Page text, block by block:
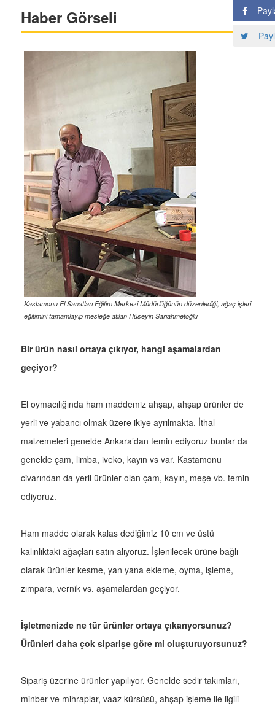
Haber Görseli
Kastamonu El Sanatları Eğitim Merkezi Müdürlüğünün düzenlediği, ağaç işleri
eğitimini tamamlayıp mesleğe atılan Hüseyin Sarıahmetoğlu
Bir ürün nasıl ortaya çıkıyor, hangi aşamalardan
geçiyor?
El oymacılığında ham maddemiz ahşap, ahşap ürünler de
yerli ve yabancı olmak üzere ikiye ayrılmakta. İthal
malzemeleri genelde Ankara’dan temin ediyoruz bunlar da
genelde çam, limba, iveko, kayın vs var. Kastamonu
civarından da yerli ürünler olan çam, kayın, meşe vb. temin
ediyoruz.
Ham madde olarak kalas dediğimiz 10 cm ve üstü
kalınlıktaki ağaçları satın alıyoruz. İşlenilecek ürüne bağlı
olarak ürünler kesme, yan yana ekleme, oyma, işleme,
zımpara, vernik vs. aşamalardan geçiyor.
İşletmenizde ne tür ürünler ortaya çıkarıyorsunuz?
Ürünleri daha çok siparişe göre mi oluşturuyorsunuz?
Sipariş üzerine ürünler yapılıyor. Genelde sedir takımları,
minber ve mihraplar, vaaz kürsüsü, ahşap işleme ile ilgili